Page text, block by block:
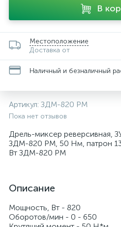
В
Местоположение
Доставка от
Наличный и безналичный
Артикул: ЗДМ-820 РМ
Пока нет отзывов
Дрель-миксер реверсивная,
ЗДМ-820 РМ, 50 Нм, патрон
Вт ЗДМ-820 РМ
Описание
Мощность, Вт - 820
Оборотов/мин - 0 - 650